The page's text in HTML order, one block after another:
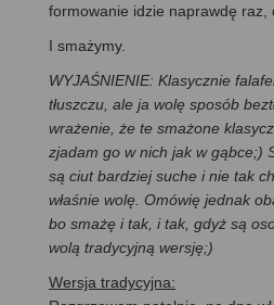
formowanie idzie naprawdę raz,
I smażymy.
WYJAŚNIENIE: Klasycznie
tłuszczu, ale ja wolę sposób
wrażenie, że te smażone
zjadam go w nich jak w gąbce;)
są ciut bardziej suche i nie tak
właśnie wolę. Omówię jednak
bo smażę i tak, i tak, gdyż są
wolą tradycyjną wersję;)
Wersja tradycyjna: